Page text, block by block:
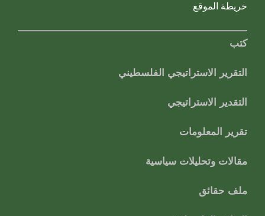
خريطة الموقع
كتب
التقرير الاستراتيجي الفلسطيني
التقدير الاستراتيجي
تقرير المعلومات
مقالات وتحليلات سياسية
ملف حقائق